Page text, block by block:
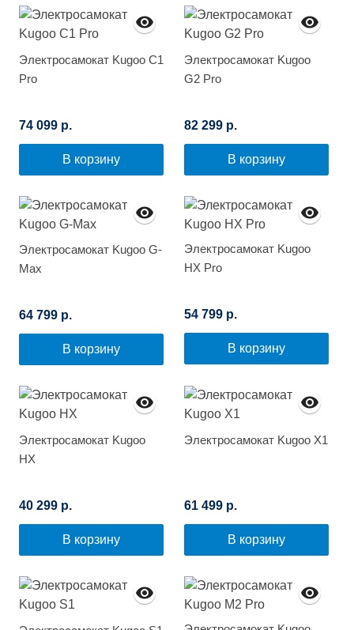
Электросамокат Kugoo C1
Pro
74 099 р.
В корзину
Электросамокат Kugoo
G2 Pro
82 299 р.
В корзину
Электросамокат Kugoo G-
Max
64 799 р.
В корзину
Электросамокат Kugoo
HX Pro
54 799 р.
В корзину
Электросамокат Kugoo
HX
40 299 р.
В корзину
Электросамокат Kugoo X1
61 499 р.
В корзину